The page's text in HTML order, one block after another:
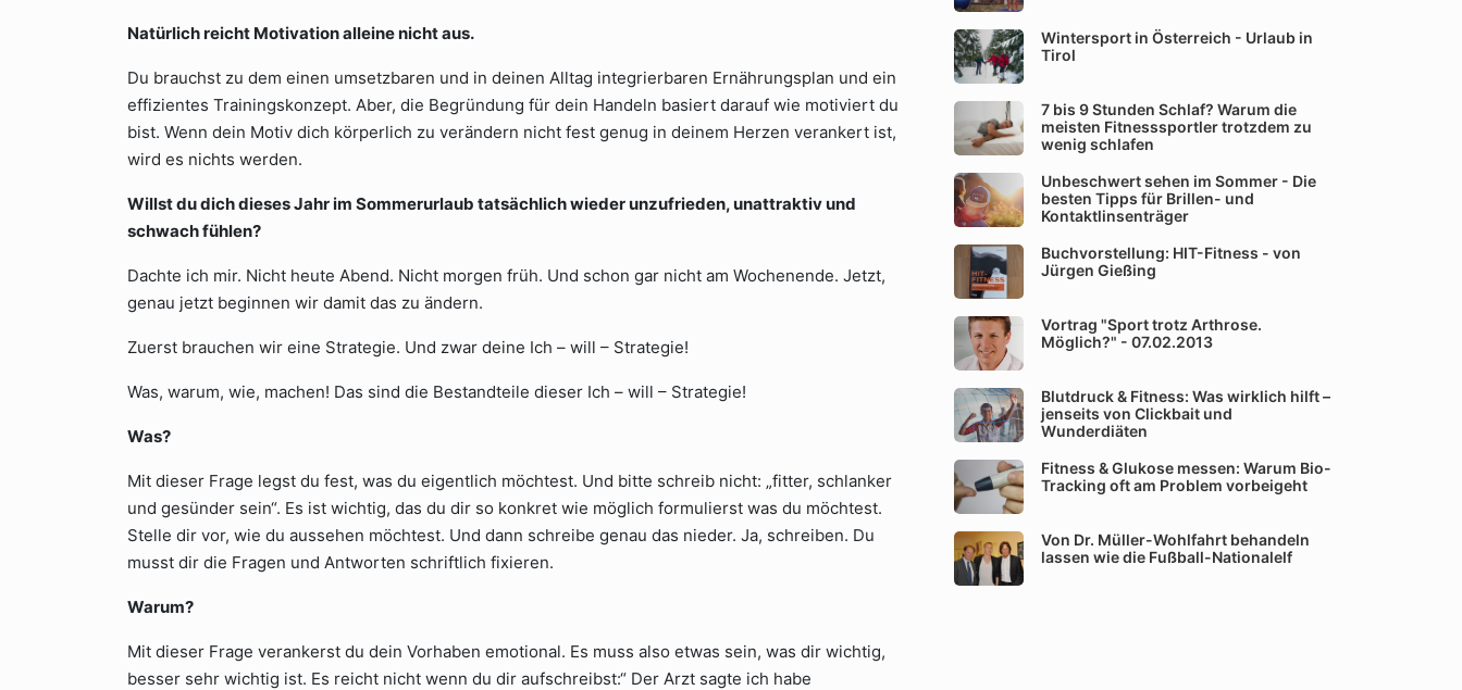
Natürlich reicht Motivation alleine nicht aus.
Du brauchst zu dem einen umsetzbaren und in deinen Alltag integrierbaren Ernährungsplan und ein
effizientes Trainingskonzept. Aber, die Begründung für dein Handeln basiert darauf wie motiviert du
bist. Wenn dein Motiv dich körperlich zu verändern nicht fest genug in deinem Herzen verankert ist,
wird es nichts werden.
Willst du dich dieses Jahr im Sommerurlaub tatsächlich wieder unzufrieden, unattraktiv und
schwach fühlen?
Dachte ich mir. Nicht heute Abend. Nicht morgen früh. Und schon gar nicht am Wochenende. Jetzt,
genau jetzt beginnen wir damit das zu ändern.
Zuerst brauchen wir eine Strategie. Und zwar deine Ich – will – Strategie!
Was, warum, wie, machen! Das sind die Bestandteile dieser Ich – will – Strategie!
Was?
Mit dieser Frage legst du fest, was du eigentlich möchtest. Und bitte schreib nicht: „fitter, schlanker
und gesünder sein“. Es ist wichtig, das du dir so konkret wie möglich formulierst was du möchtest.
Stelle dir vor, wie du aussehen möchtest. Und dann schreibe genau das nieder. Ja, schreiben. Du
musst dir die Fragen und Antworten schriftlich fixieren.
Warum?
Mit dieser Frage verankerst du dein Vorhaben emotional. Es muss also etwas sein, was dir wichtig,
besser sehr wichtig ist. Es reicht nicht wenn du dir aufschreibst:“ Der Arzt sagte ich habe
Wintersport in Österreich - Urlaub in
Tirol
7 bis 9 Stunden Schlaf? Warum die
meisten Fitnesssportler trotzdem zu
wenig schlafen
Unbeschwert sehen im Sommer - Die
besten Tipps für Brillen- und
Kontaktlinsenträger
Buchvorstellung: HIT-Fitness - von
Jürgen Gießing
Vortrag "Sport trotz Arthrose.
Möglich?" - 07.02.2013
Blutdruck & Fitness: Was wirklich hilft –
jenseits von Clickbait und
Wunderdiäten
Fitness & Glukose messen: Warum Bio-
Tracking oft am Problem vorbeigeht
Von Dr. Müller-Wohlfahrt behandeln
lassen wie die Fußball-Nationalelf